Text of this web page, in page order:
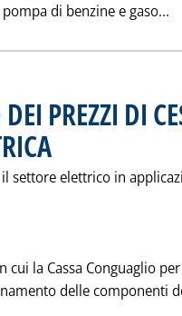
di benzine e gaso...
PREZZI DI
settore elettrico in
la Cassa Conguaglio
delle componenti